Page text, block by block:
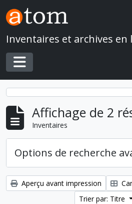
Skip to main content
Inventaires et archives en
Toggle navigation
Affichage de 2
Inventaires
Options de recherche
Aperçu avant impression
Trier par: Titre